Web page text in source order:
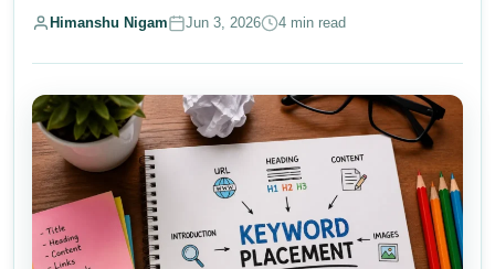
Himanshu Nigam Jun 3, 2026 4 min read